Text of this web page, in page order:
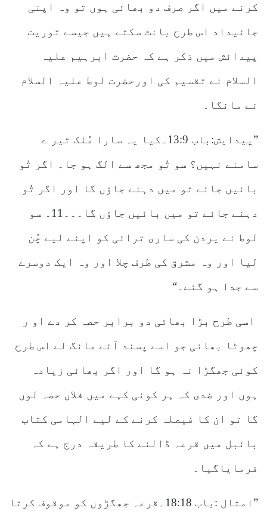
کرنے میں اگر صرف دو بھائی ہوں تو وہ اپنی
جائیداد اس طرح بانٹ سکتے ہیں جیسے توریت
پیدائش میں ذکر ہے کہ حضرت ابرہیم علیہ
السلام نے تقسیم کی اورحضرت لوط علیہ السلام
نے مانگا۔
”پیدایش:باب 13:9۔کیا یہ سارا مُلک تیر ے
سامنے نہیں؟ سو تُو مجھ سے الگ ہو جا۔ اگر تُو
بائیں جائے تو میں دہنے جاؤں گا اور اگر تُو
دہنے جائے تو میں بائیں جاؤں گا۔۔۔11۔ سو
لوط نے یردن کی ساری ترائی کو اپنے لیے چُن
لیا اور وہ مشرق کی طرف چلا اور وہ ایک دوسرے
سے جدا ہو گئے۔“
اسی طرح بڑا بھائی دو برابر حصہ کر دے او ر
چھوٹا بھائی جو اسے پسند آئے مانگ لے اس طرح
کوئی جھگڑا نہ ہو گا اور اگر بھائی زیادہ
ہوں اور ضدی کہ ہر کوئی کہے میں فلاں حصہ لوں
گا تو ان کا فیصلہ کرنے کے لیے الہامی کتاب
بائبل میں قرعہ ڈالنے کا طریقہ درج ہے کہ
فرمایاگیا۔
”امثال :باب 18:18۔قرعہ جھگڑوں کو موقوف کرتا